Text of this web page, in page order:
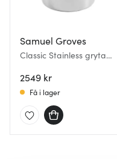
Samuel Groves
Classic Stainless gryta
2549 kr
Få i lager